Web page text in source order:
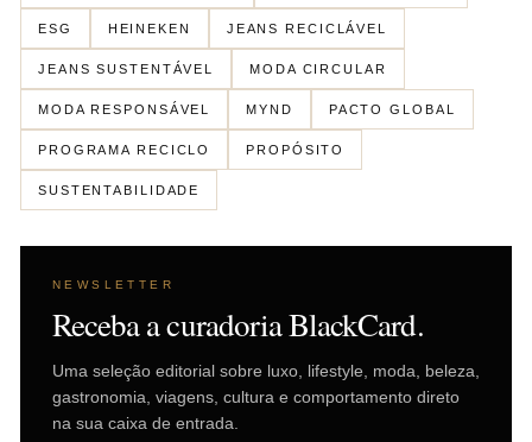
ESG HEINEKEN JEANS RECICLÁVEL
JEANS SUSTENTÁVEL MODA CIRCULAR
MODA RESPONSÁVEL MYND PACTO GLOBAL
PROGRAMA RECICLO PROPÓSITO
SUSTENTABILIDADE
NEWSLETTER
Receba a curadoria BlackCard.
Uma seleção editorial sobre luxo, lifestyle, moda, beleza,
gastronomia, viagens, cultura e comportamento direto
na sua caixa de entrada.